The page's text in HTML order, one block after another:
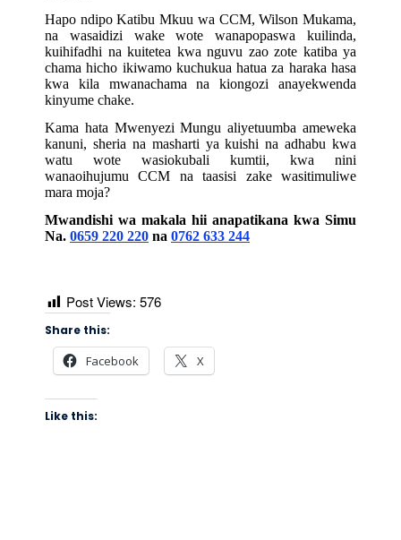
Hapo ndipo Katibu Mkuu wa CCM, Wilson Mukama,
na wasaidizi wake wote wanapopaswa kuilinda,
kuihifadhi na kuitetea kwa nguvu zao zote katiba ya
chama hicho ikiwamo kuchukua hatua za haraka hasa
kwa kila mwanachama na kiongozi anayekwenda
kinyume chake.
Kama hata Mwenyezi Mungu aliyetuumba ameweka
kanuni, sheria na masharti ya kuishi na adhabu kwa
watu wote wasiokubali kumtii, kwa nini
wanaoihujumu CCM na taasisi zake wasitimuliwe
mara moja?
Mwandishi wa makala hii anapatikana kwa Simu
Na. 0659 220 220 na 0762 633 244
Post Views: 576
Share this:
Facebook X
Like this: